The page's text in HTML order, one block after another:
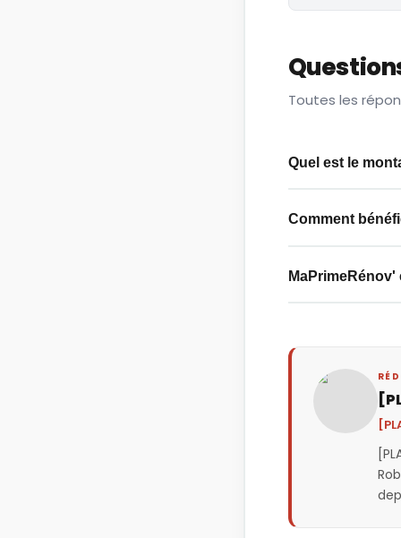
Toutes les
Quel est le
Comment